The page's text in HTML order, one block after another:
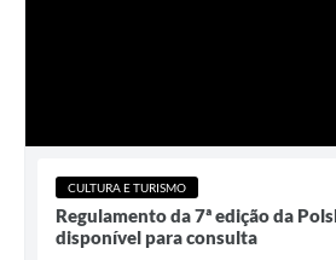
CULTURA E TURISMO
Regulamento da 7ª edição da
disponível para consulta